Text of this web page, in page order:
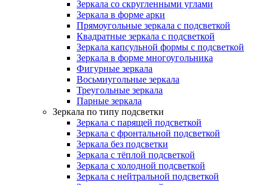
Зеркала со скругленными углами
Зеркала в форме арки
Прямоугольные зеркала с подсветкой
Квадратные зеркала с подсветкой
Зеркала капсульной формы с подсветкой
Зеркала в форме многоугольника
Фигурные зеркала
Восьмиугольные зеркала
Треугольные зеркала
Парные зеркала
Зеркала по типу подсветки
Зеркала с парящей подсветкой
Зеркала с фронтальной подсветкой
Зеркала без подсветки
Зеркала с тёплой подсветкой
Зеркала с холодной подсветкой
Зеркала с нейтральной подсветкой